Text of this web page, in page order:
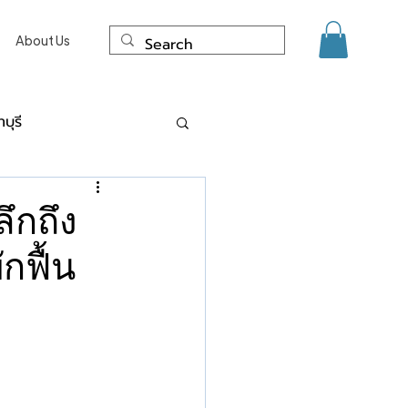
About Us
บุรี
ผลเป็น นนทบุรี
ารเลเซอร์
กถึง
กฟื้น